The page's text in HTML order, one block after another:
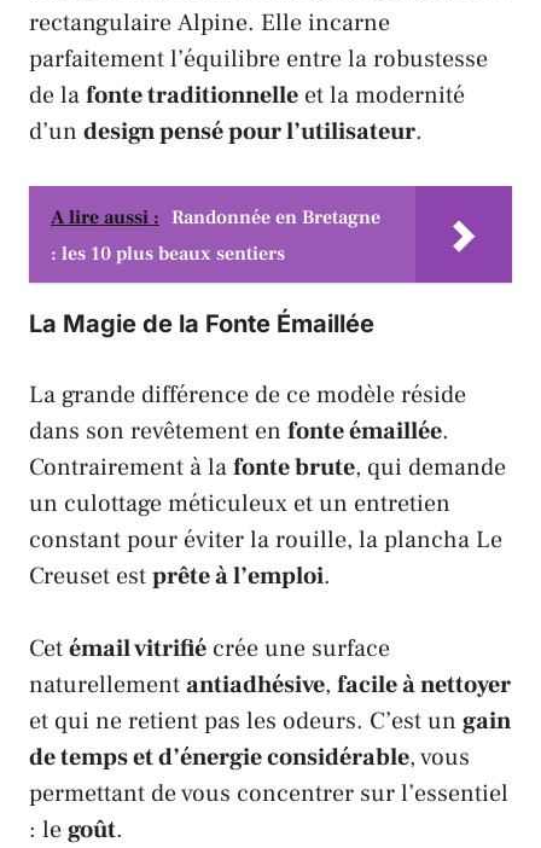
rectangulaireAlpine. Elle incarne
parfaitement l’équilibre entre la robustesse
de lafonte traditionnelle et la modernité
d’un design pensé pour l’utilisateur.
A lire aussi : Randonnée en Bretagne
: les 10 plus beaux sentiers
La Magie de la Fonte Émaillée
La grande différence de ce modèle réside
dans son revêtement en fonte émaillée.
Contrairement à lafonte brute, qui demande
un culottage méticuleux et un entretien
constant pour éviter la rouille, la plancha Le
Creuset estprête à l’emploi.
Cetémail vitrifié crée une surface
naturellementantiadhésive, facile à nettoyer
et qui ne retient pas les odeurs. C’est un gain
de temps et d’énergie considérable, vous
permettant de vous concentrer sur l’essentiel
: legoût.